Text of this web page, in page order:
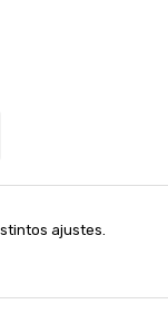
ajustes.